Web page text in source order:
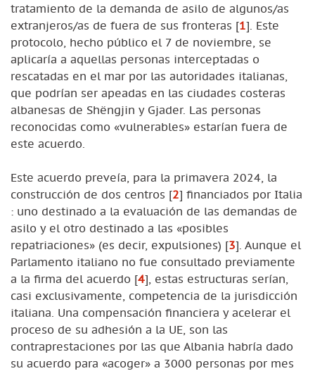
tratamiento de la demanda de asilo de algunos/as
extranjeros/as de fuera de sus fronteras [1] . Este
protocolo, hecho público el 7 de noviembre, se
aplicaría a aquellas personas interceptadas o
rescatadas en el mar por las autoridades italianas,
que podrían ser apeadas en las ciudades costeras
albanesas de Shëngjin y Gjader. Las personas
reconocidas como «vulnerables» estarían fuera de
este acuerdo.
Este acuerdo preveía, para la primavera 2024, la
construcción de dos centros [2] financiados por Italia
: uno destinado a la evaluación de las demandas de
asilo y el otro destinado a las «posibles
repatriaciones» (es decir, expulsiones) [3] . Aunque el
Parlamento italiano no fue consultado previamente
a la firma del acuerdo [4] , estas estructuras serían,
casi exclusivamente, competencia de la jurisdicción
italiana. Una compensación financiera y acelerar el
proceso de su adhesión a la UE, son las
contraprestaciones por las que Albania habría dado
su acuerdo para «acoger» a 3000 personas por mes